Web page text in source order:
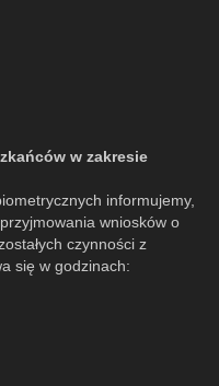
w zakresie
informujemy,
wniosków o
czynności z
się w godzinach: